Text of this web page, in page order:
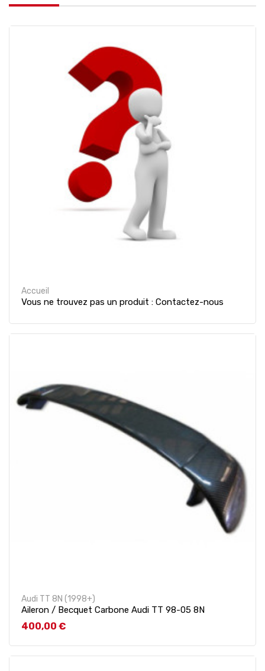
Accueil
Vous ne trouvez pas un produit : Contactez-nous
Audi TT 8N (1998+)
Aileron / Becquet Carbone Audi TT 98-05 8N
Prix
400,00 €